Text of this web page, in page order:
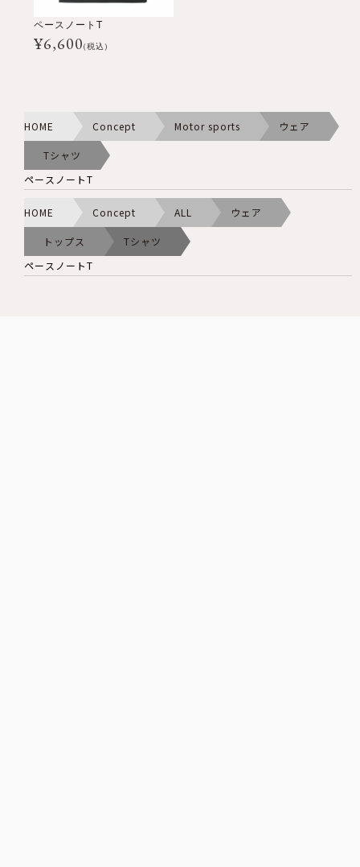
ペースノートT
¥6,600(税込)
HOME Concept Motor sports ウェア
Tシャツ
ペースノートT
HOME Concept ALL ウェア
トップス
Tシャツ
ペースノートT